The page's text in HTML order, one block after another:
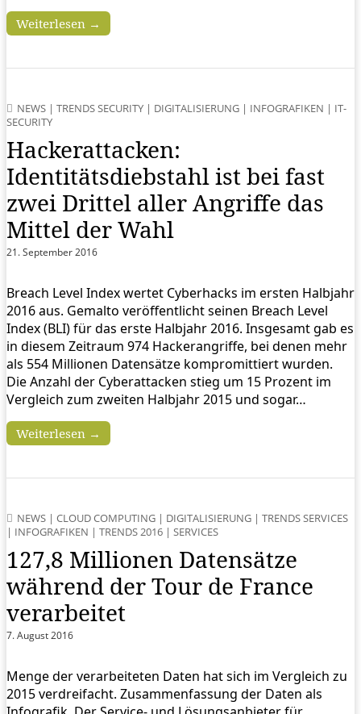
Weiterlesen →
NEWS | TRENDS SECURITY | DIGITALISIERUNG | INFOGRAFIKEN | IT-
SECURITY
Hackerattacken:
Identitätsdiebstahl ist bei fast
zwei Drittel aller Angriffe das
Mittel der Wahl
21. September 2016
Breach Level Index wertet Cyberhacks im ersten Halbjahr
2016 aus. Gemalto veröffentlicht seinen Breach Level
Index (BLI) für das erste Halbjahr 2016. Insgesamt gab es
in diesem Zeitraum 974 Hackerangriffe, bei denen mehr
als 554 Millionen Datensätze kompromittiert wurden.
Die Anzahl der Cyberattacken stieg um 15 Prozent im
Vergleich zum zweiten Halbjahr 2015 und sogar…
Weiterlesen →
NEWS | CLOUD COMPUTING | DIGITALISIERUNG | TRENDS SERVICES
| INFOGRAFIKEN | TRENDS 2016 | SERVICES
127,8 Millionen Datensätze
während der Tour de France
verarbeitet
7. August 2016
Menge der verarbeiteten Daten hat sich im Vergleich zu
2015 verdreifacht. Zusammenfassung der Daten als